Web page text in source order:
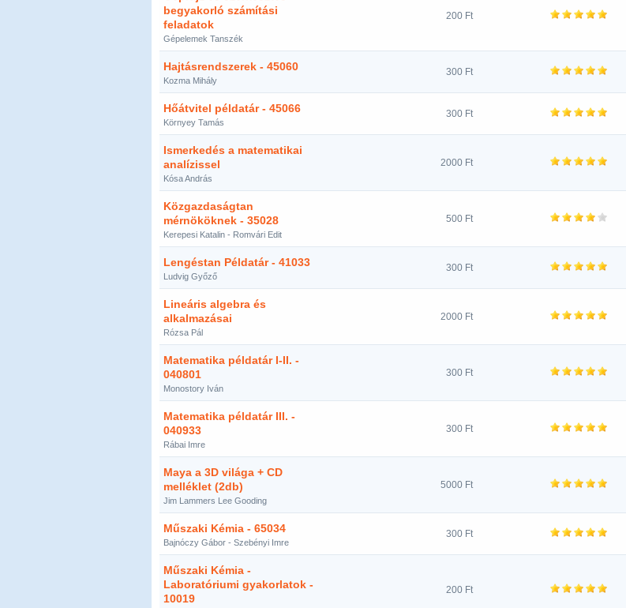
begyakorló számítási
feladatok
Gépelemek Tanszék
200 Ft
Hajtásrendszerek - 45060
Kozma Mihály
300 Ft
Hőátvitel példatár - 45066
Környey Tamás
300 Ft
Ismerkedés a matematikai
analízissel
Kósa András
2000 Ft
Közgazdaságtan
mérnököknek - 35028
Kerepesi Katalin - Romvári Edit
500 Ft
Lengéstan Példatár - 41033
Ludvig Győző
300 Ft
Lineáris algebra és
alkalmazásai
Rózsa Pál
2000 Ft
Matematika példatár I-II. -
040801
Monostory Iván
300 Ft
Matematika példatár III. -
040933
Rábai Imre
300 Ft
Maya a 3D világa + CD
melléklet (2db)
Jim Lammers Lee Gooding
5000 Ft
Műszaki Kémia - 65034
Bajnóczy Gábor - Szebényi Imre
300 Ft
Műszaki Kémia -
Laboratóriumi gyakorlatok -
10019
200 Ft